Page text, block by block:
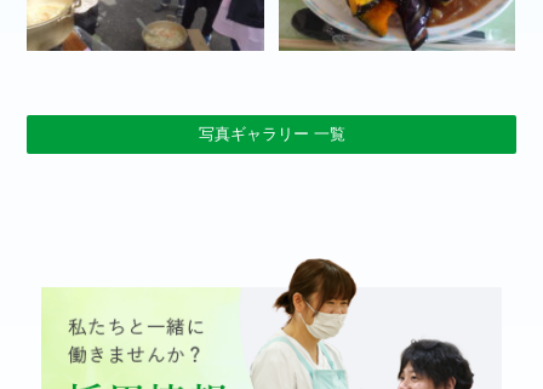
写真ギャラリー 一覧